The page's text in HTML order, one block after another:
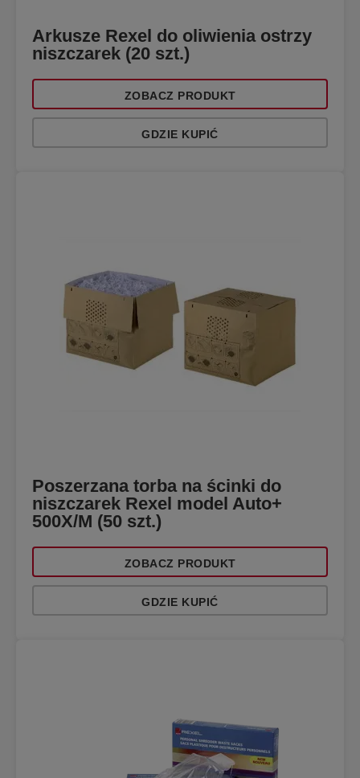
Arkusze Rexel do oliwienia ostrzy
niszczarek (20 szt.)
ZOBACZ PRODUKT
GDZIE KUPIĆ
Poszerzana torba na ścinki do
niszczarek Rexel model Auto+
500X/M (50 szt.)
ZOBACZ PRODUKT
GDZIE KUPIĆ